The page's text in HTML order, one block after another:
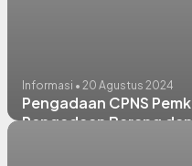
Informasi • 20 Agustus 2024
Pengadaan CPNS
Pengadaan Barang